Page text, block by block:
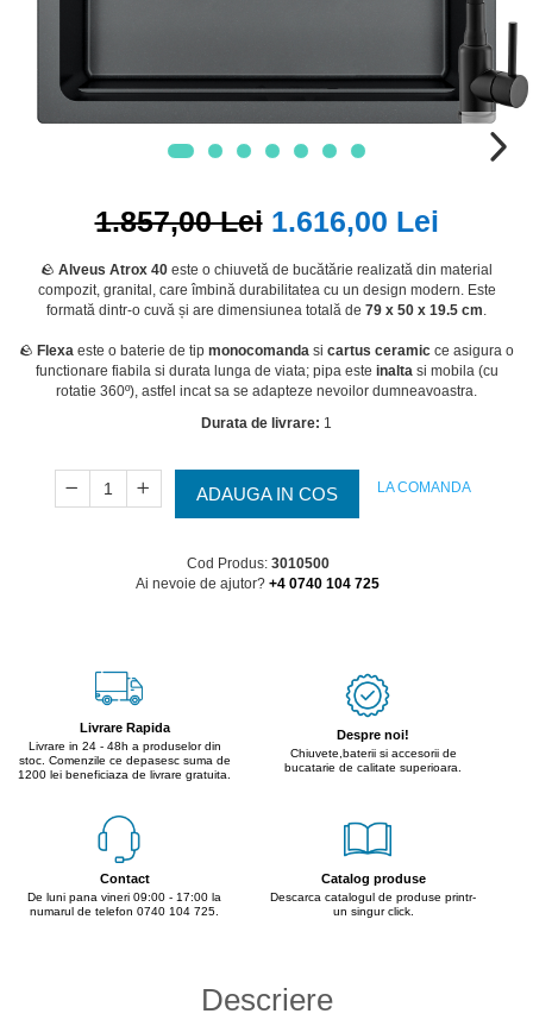
1.857,00 Lei 1.616,00 Lei
🪨 Alveus Atrox 40 este o chiuvetă de bucătărie realizată din material
compozit, granital, care îmbină durabilitatea cu un design modern. Este
formată dintr-o cuvă și are dimensiunea totală de 79 x 50 x 19.5 cm.
🪨 Flexa este o baterie de tip monocomanda si cartus ceramic ce asigura o
functionare fiabila si durata lunga de viata; pipa este inaltasi mobila (cu
rotatie 360º), astfel incat sa se adapteze nevoilor dumneavoastra.
Durata de livrare: 1
ADAUGA IN COS LA COMANDA
Cod Produs: 3010500
Ai nevoie de ajutor? +4 0740 104 725
Livrare Rapida
Livrare in 24 - 48h a produselor din
stoc. Comenzile ce depasesc suma de
1200 lei beneficiaza de livrare gratuita.
Despre noi!
Chiuvete,baterii si accesorii de
bucatarie de calitate superioara.
Contact
De luni pana vineri 09:00 - 17:00 la
numarul de telefon 0740 104 725.
Catalog produse
Descarca catalogul de produse printr-
un singur click.
Descriere